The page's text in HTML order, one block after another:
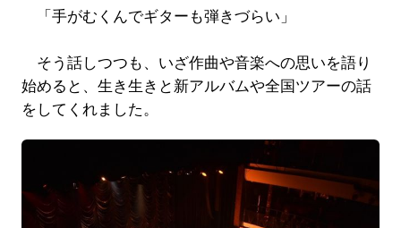
「手がむくんでギターも弾きづらい」
そう話しつつも、いざ作曲や音楽への思いを語り
始めると、生き生きと新アルバムや全国ツアーの話
をしてくれました。